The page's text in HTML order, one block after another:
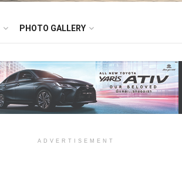
PHOTO GALLERY
ADVERTISEMENT